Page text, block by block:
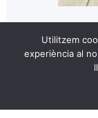
Utilitzem
experiència al